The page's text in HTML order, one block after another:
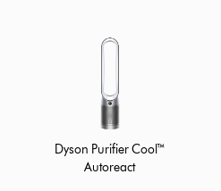
Dyson Purifier Cool™
Autoreact